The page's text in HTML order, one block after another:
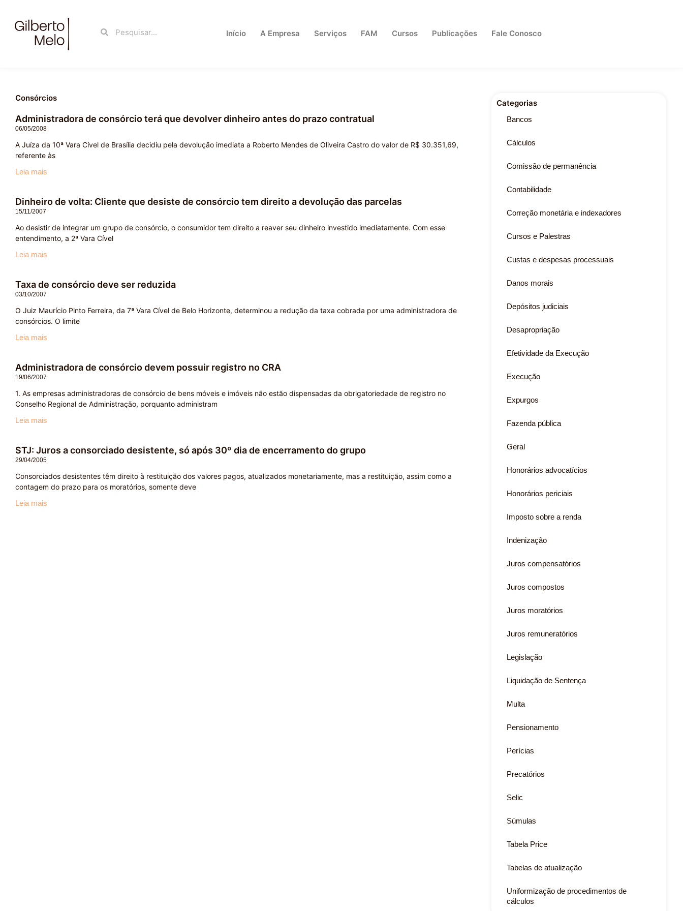
SearchSearch
Início A Empresa Serviços FAM Cursos Publicações Fale Conosco
Consórcios
Administradora de consórcio terá que devolver dinheiro antes do prazo contratual
06/05/2008
A Juíza da 10ª Vara Cível de Brasília decidiu pela devolução imediata a Roberto Mendes de Oliveira Castro do valor de R$ 30.351,69,
referente às
Leia mais
Dinheiro de volta: Cliente que desiste de consórcio tem direito a devolução das parcelas
15/11/2007
Ao desistir de integrar um grupo de consórcio, o consumidor tem direito a reaver seu dinheiro investido imediatamente. Com esse
entendimento, a 2ª Vara Cível
Leia mais
Taxa de consórcio deve ser reduzida
03/10/2007
O Juiz Maurício Pinto Ferreira, da 7ª Vara Cível de Belo Horizonte, determinou a redução da taxa cobrada por uma administradora de
consórcios. O limite
Leia mais
Administradora de consórcio devem possuir registro no CRA
19/06/2007
1. As empresas administradoras de consórcio de bens móveis e imóveis não estão dispensadas da obrigatoriedade de registro no
Conselho Regional de Administração, porquanto administram
Leia mais
STJ: Juros a consorciado desistente, só após 30º dia de encerramento do grupo
29/04/2005
Consorciados desistentes têm direito à restituição dos valores pagos, atualizados monetariamente, mas a restituição, assim como a
contagem do prazo para os moratórios, somente deve
Leia mais
Categorias
Bancos
Cálculos
Comissão de permanência
Contabilidade
Correção monetária e indexadores
Cursos e Palestras
Custas e despesas processuais
Danos morais
Depósitos judiciais
Desapropriação
Efetividade da Execução
Execução
Expurgos
Fazenda pública
Geral
Honorários advocatícios
Honorários periciais
Imposto sobre a renda
Indenização
Juros compensatórios
Juros compostos
Juros moratórios
Juros remuneratórios
Legislação
Liquidação de Sentença
Multa
Pensionamento
Perícias
Precatórios
Selic
Súmulas
Tabela Price
Tabelas de atualização
Uniformização de procedimentos de
cálculos